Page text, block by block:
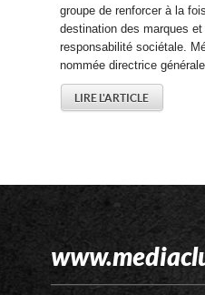
groupe de renforcer à la
destination des marques
responsabilité sociétale.
nommée directrice
LIRE L'ARTICLE